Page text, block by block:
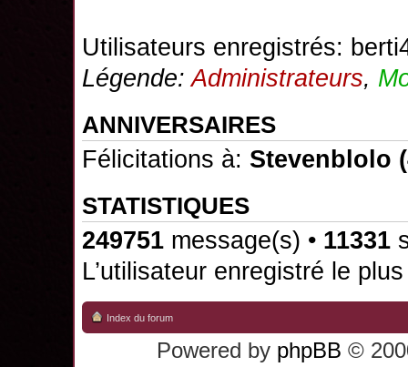
Utilisateurs enregistrés:
Légende:Administrateurs,
ANNIVERSAIRES
Félicitations à: Stevenblolo
STATISTIQUES
249751 message(s) • 11331
L’utilisateur enregistré le
Index du forum
Powered by phpBB ©